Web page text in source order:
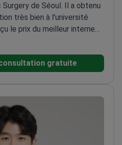
de Séoul. Il a obtenu
très bien à l'université
le prix du meilleur interne
coréenne des chirurgiens
Heart. Spécialisé dans le
la rhinoplastie
la Société internationale de
(ISAPS).
Plastic Surgeons
directeurs de la KSPRS
gratuite